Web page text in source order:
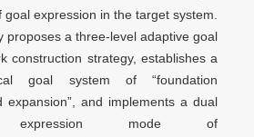
goal expression in the target system.
proposes a three-level adaptive goal
construction strategy, establishes a
goal system of “foundation
expansion”, and implements a dual
expression mode of